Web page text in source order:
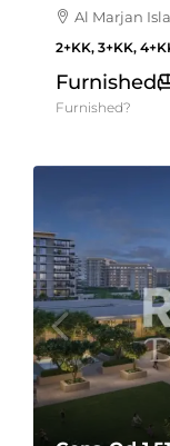
Al Marjan
2+KK, 3+KK,
Furnished
Furnished?